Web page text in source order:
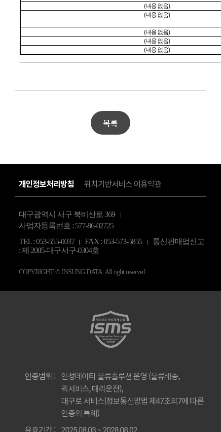
(내용 없음)
(내용 없음)
(내용 없음)
(내용 없음)
(내용 없음)
목록
개인정보처리방침 위치기반서비스 이용약관
대구광역시 서구 북비산로 369
사업자등록번호 : 577-86-02725
TEL :053-555-0037 FAX : 053-573-5855
통신판매업신고
: 제 2005-대구서구-0304호
COPYRIGHT © INSUNG DATA. All right reserved
인증범위 : 인성데이타 물류솔루션 운영 (물류배송,
퀵서비스, 대리운전),
대구로 서비스(정보통신망법 제47조의7에 따른
인증의 특례)
유효기간 : 2025.08.03 ~ 2028.08.02